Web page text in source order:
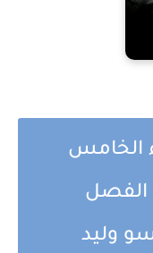
الخامس
الفصل
وليد